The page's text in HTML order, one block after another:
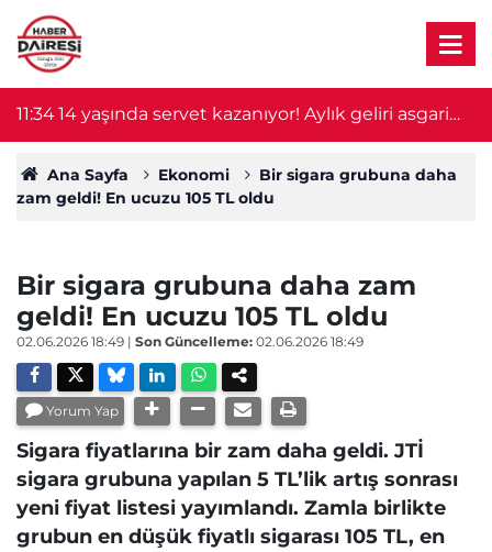
11:3414 yaşında servet kazanıyor! Aylık geliri asgari
ücreti 3’e katladı
Ana Sayfa Ekonomi
Bir sigara grubuna daha
zam geldi! En ucuzu 105 TL oldu
Bir sigara grubuna daha zam
geldi! En ucuzu 105 TL oldu
02.06.2026 18:49 | Son Güncelleme: 02.06.2026 18:49
Yorum Yap
Sigara fiyatlarına bir zam daha geldi. JTİ
sigara grubuna yapılan 5 TL’lik artış sonrası
yeni fiyat listesi yayımlandı. Zamla birlikte
grubun en düşük fiyatlı sigarası 105 TL, en